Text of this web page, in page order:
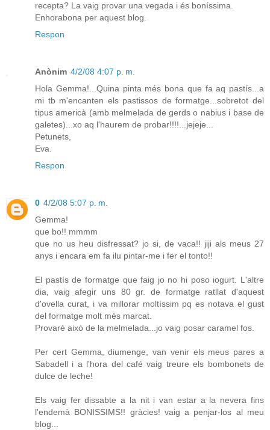
recepta? La vaig provar una vegada i és boníssima.
Enhorabona per aquest blog.
Respon
Anònim 4/2/08 4:07 p. m.
Hola Gemma!...Quina pinta més bona que fa aq pastís...a
mi tb m'encanten els pastissos de formatge...sobretot del
tipus americà (amb melmelada de gerds o nabius i base de
galetes)...xo aq l'haurem de probar!!!!...jejeje...
Petunets,
Eva.
Respon
0 4/2/08 5:07 p. m.
Gemma!
que bo!! mmmm
que no us heu disfressat? jo si, de vaca!! jiji als meus 27
anys i encara em fa ilu pintar-me i fer el tonto!!
El pastís de formatge que faig jo no hi poso iogurt. L'altre
dia, vaig afegir uns 80 gr. de formatge ratllat d'aquest
d'ovella curat, i va millorar moltíssim pq es notava el gust
del formatge molt més marcat.
Provaré això de la melmelada...jo vaig posar caramel fos.
Per cert Gemma, diumenge, van venir els meus pares a
Sabadell i a l'hora del café vaig treure els bombonets de
dulce de leche!
Els vaig fer dissabte a la nit i van estar a la nevera fins
l'endemà BONISSIMS!! gràcies! vaig a penjar-los al meu
blog...